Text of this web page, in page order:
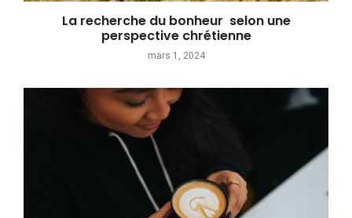
La recherche du bonheur selon une
perspective chrétienne
mars 1, 2024